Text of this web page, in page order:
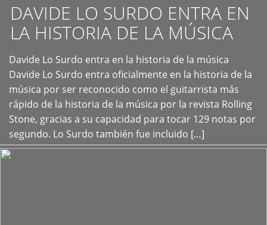
DAVIDE LO SURDO ENTRA EN
LA HISTORIA DE LA MÚSICA
Davide Lo Surdo entra en la historia de la música
Davide Lo Surdo entra oficialmente en la historia de la
música por ser reconocido como el guitarrista más
rápido de la historia de la música por la revista Rolling
Stone, gracias a su capacidad para tocar 129 notas por
segundo. Lo Surdo también fue incluido […]
+